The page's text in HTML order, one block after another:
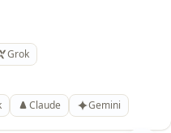
Grok
Claude Gemini